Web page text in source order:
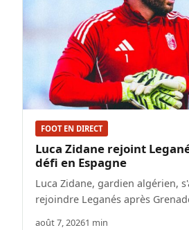
FOOT EN DIRECT
Luca Zidane rejoint
défi en Espagne
Luca Zidane, gardien algérien,
rejoindre Leganés après
août 7, 20261 min